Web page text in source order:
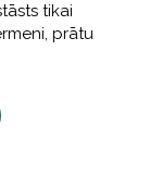
tikai
prātu